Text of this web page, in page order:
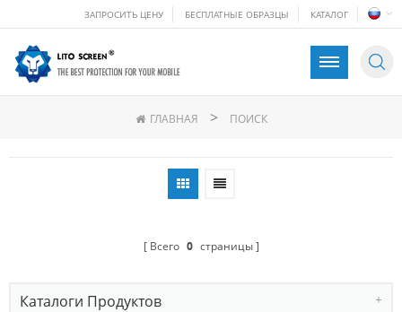
ЗАПРОСИТЬ ЦЕНУ БЕСПЛАТНЫЕ ОБРАЗЦЫ КАТАЛОГ
ГЛАВНАЯ > ПОИСК
Всего 0 страницы
Каталоги Продуктов